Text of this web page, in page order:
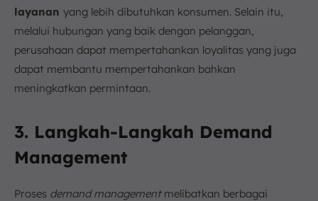
layanan yang lebih dibutuhkan konsumen. Selain itu,
melalui hubungan yang baik dengan pelanggan,
perusahaan dapat mempertahankan loyalitas yang juga
dapat membantu mempertahankan bahkan
meningkatkan permintaan.
3. Langkah-Langkah Demand
Management
Proses demand managementmelibatkan berbagai